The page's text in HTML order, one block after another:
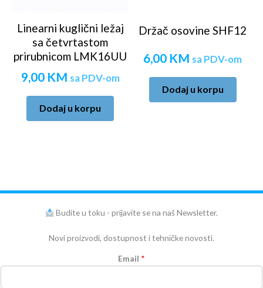
Linearni kuglični ležaj
sa četvrtastom
prirubnicom LMK16UU
9,00 KM sa PDV-om
Dodaj u korpu
Držač osovine SHF12
6,00 KM sa PDV-om
Dodaj u korpu
Budite u toku - prijavite se na naš Newsletter.
Novi proizvodi, dostupnost i tehničke novosti.
Email *